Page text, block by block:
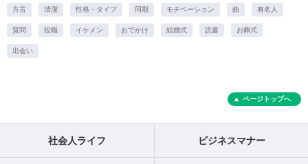
方言 清潔 性格・タイプ 同期 モチベーション 曲 有名人
質問 役職 イケメン おでかけ 結婚式 読書 お葬式
出会い
ページトップへ
社会人ライフ ビジネスマナー